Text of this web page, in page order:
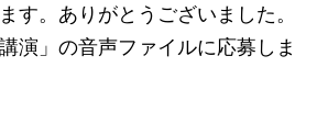
チャ
次構
ん切
す。ありがとうございました。
演」の音声ファイルに応募しま